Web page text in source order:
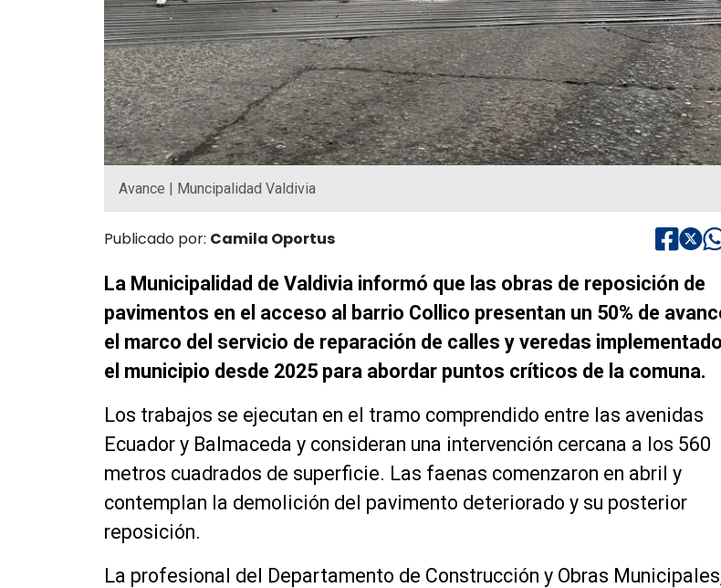
Avance | Muncipalidad Valdivia
Publicado por: Camila Oportus
La Municipalidad de Valdivia informó que las obras de reposición de
pavimentos en el acceso al barrio Collico presentan un 50% de
el marco del servicio de reparación de calles y veredas
el municipio desde 2025 para abordar puntos críticos de la comuna.
Los trabajos se ejecutan en el tramo comprendido entre las avenidas
Ecuador y Balmaceda y consideran una intervención cercana a los 560
metros cuadrados de superficie. Las faenas comenzaron en abril y
contemplan la demolición del pavimento deteriorado y su posterior
reposición.
La profesional del Departamento de Construcción y Obras